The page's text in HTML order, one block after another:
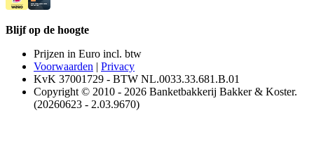
Blijf op de hoogte
Prijzen in Euro incl. btw
Voorwaarden | Privacy
KvK 37001729 - BTW NL.0033.33.681.B.01
Copyright © 2010 - 2026 Banketbakkerij Bakker & Koster.
(20260623 - 2.03.9670)